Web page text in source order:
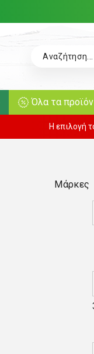
Όλα τα
Η επιλογή
Μάρκες